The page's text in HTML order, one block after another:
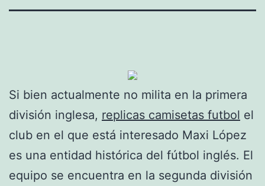
Si bien actualmente no milita en la primera
división inglesa, replicas camisetas futbol el
club en el que está interesado Maxi López
es una entidad histórica del fútbol inglés. El
equipo se encuentra en la segunda división